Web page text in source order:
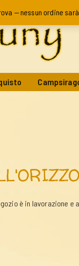
è in lavorazione e
— nessun ordine